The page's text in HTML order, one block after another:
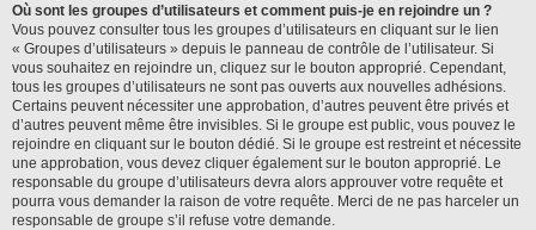
Où sont les groupes d’utilisateurs et comment puis-je en rejoindre un ?
Vous pouvez consulter tous les groupes d’utilisateurs en cliquant sur le lien
« Groupes d’utilisateurs » depuis le panneau de contrôle de l’utilisateur. Si
vous souhaitez en rejoindre un, cliquez sur le bouton approprié. Cependant,
tous les groupes d’utilisateurs ne sont pas ouverts aux nouvelles adhésions.
Certains peuvent nécessiter une approbation, d’autres peuvent être privés et
d’autres peuvent même être invisibles. Si le groupe est public, vous pouvez le
rejoindre en cliquant sur le bouton dédié. Si le groupe est restreint et nécessite
une approbation, vous devez cliquer également sur le bouton approprié. Le
responsable du groupe d’utilisateurs devra alors approuver votre requête et
pourra vous demander la raison de votre requête. Merci de ne pas harceler un
responsable de groupe s’il refuse votre demande.